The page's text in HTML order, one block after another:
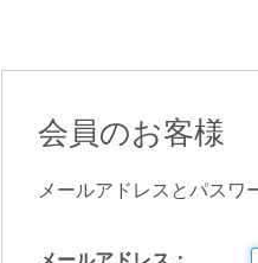
会員のお客様
メールアドレスとパスワ